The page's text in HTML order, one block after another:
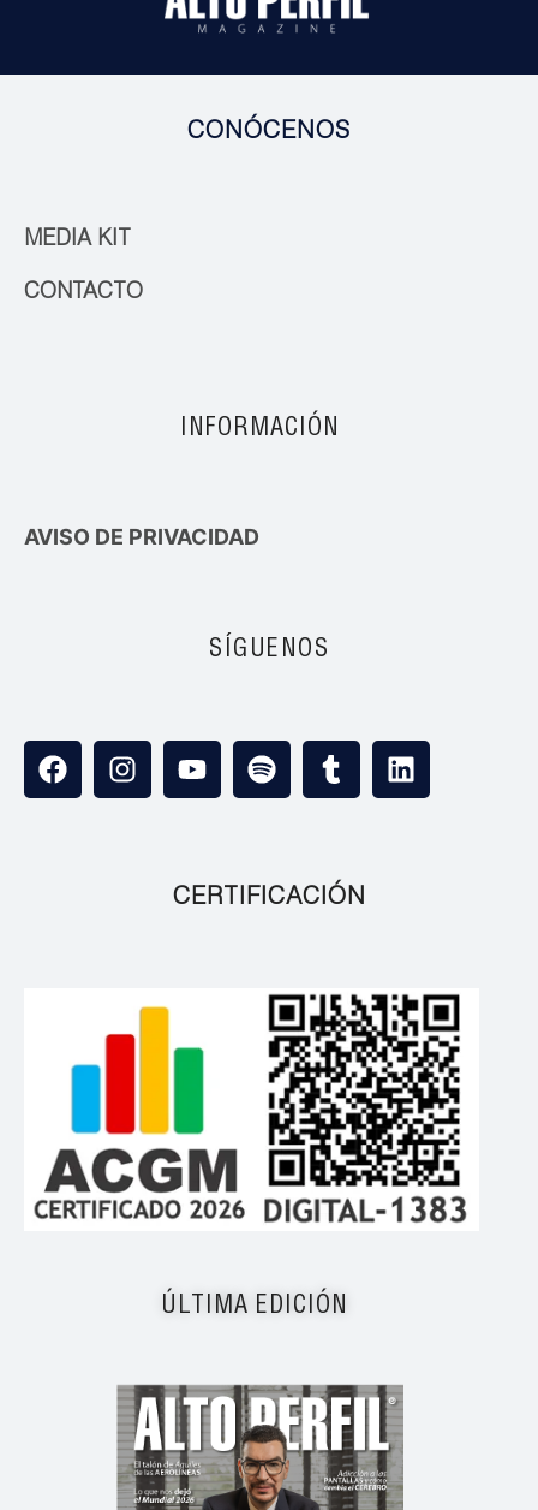
CONÓCENOS
MEDIA KIT
CONTACTO
INFORMACIÓN
AVISO DE PRIVACIDAD
SÍGUENOS
CERTIFICACIÓN
ÚLTIMA EDICIÓN